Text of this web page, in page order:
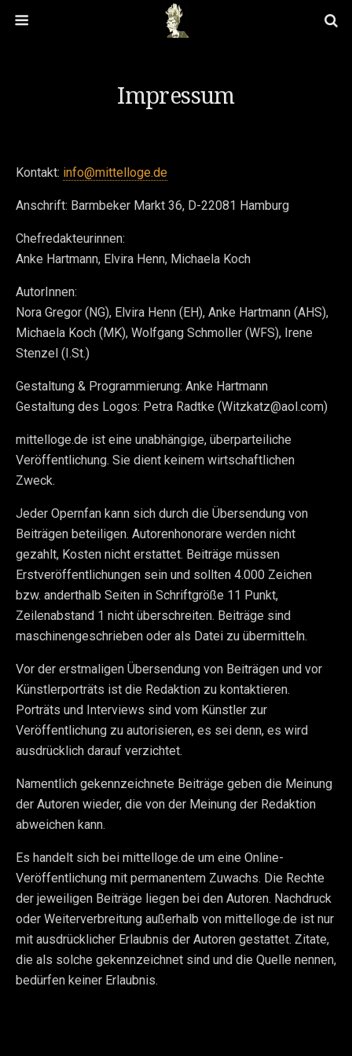
Impressum
Kontakt: info@mittelloge.de
Anschrift: Barmbeker Markt 36, D-22081 Hamburg
Chefredakteurinnen:
Anke Hartmann, Elvira Henn, Michaela Koch
AutorInnen:
Nora Gregor (NG), Elvira Henn (EH), Anke Hartmann (AHS),
Michaela Koch (MK), Wolfgang Schmoller (WFS), Irene
Stenzel (I.St.)
Gestaltung & Programmierung: Anke Hartmann
Gestaltung des Logos: Petra Radtke (Witzkatz@aol.com)
mittelloge.de ist eine unabhängige, überparteiliche
Veröffentlichung. Sie dient keinem wirtschaftlichen
Zweck.
Jeder Opernfan kann sich durch die Übersendung von
Beiträgen beteiligen. Autorenhonorare werden nicht
gezahlt, Kosten nicht erstattet. Beiträge müssen
Erstveröffentlichungen sein und sollten 4.000 Zeichen
bzw. anderthalb Seiten in Schriftgröße 11 Punkt,
Zeilenabstand 1 nicht überschreiten. Beiträge sind
maschinengeschrieben oder als Datei zu übermitteln.
Vor der erstmaligen Übersendung von Beiträgen und vor
Künstlerporträts ist die Redaktion zu kontaktieren.
Porträts und Interviews sind vom Künstler zur
Veröffentlichung zu autorisieren, es sei denn, es wird
ausdrücklich darauf verzichtet.
Namentlich gekennzeichnete Beiträge geben die Meinung
der Autoren wieder, die von der Meinung der Redaktion
abweichen kann.
Es handelt sich bei mittelloge.de um eine Online-
Veröffentlichung mit permanentem Zuwachs. Die Rechte
der jeweiligen Beiträge liegen bei den Autoren. Nachdruck
oder Weiterverbreitung außerhalb von mittelloge.de ist nur
mit ausdrücklicher Erlaubnis der Autoren gestattet. Zitate,
die als solche gekennzeichnet sind und die Quelle nennen,
bedürfen keiner Erlaubnis.